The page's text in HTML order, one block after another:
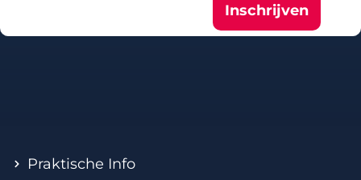
Inschrijven
Praktische Info